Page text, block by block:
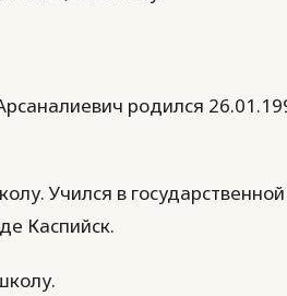
родился
Учился в
Каспийск.